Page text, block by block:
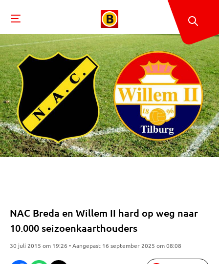
NAC Breda en Willem II hard op weg naar
10.000 seizoenkaarthouders
30 juli 2015 om 19:26 • Aangepast 16 september 2025 om 08:08